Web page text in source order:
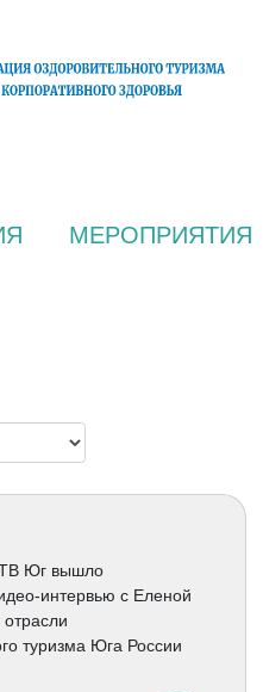
МЕРОПРИЯТИЯ
Юг вышло
интервью с Еленой
туризма Юга России